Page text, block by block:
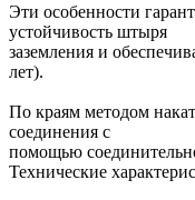
Эти особенности
устойчивость штыря
заземления и
лет).
По краям методом
соединения с
помощью
Технические